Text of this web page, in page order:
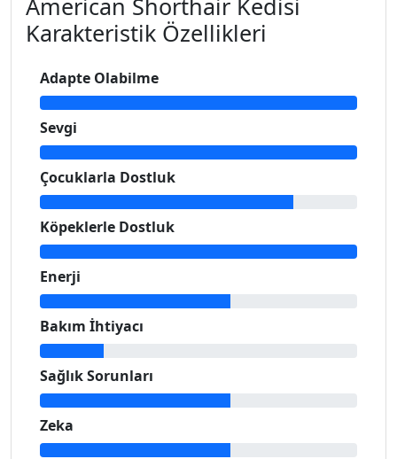
American Shorthair Kedisi
Karakteristik Özellikleri
Adapte Olabilme
Sevgi
Çocuklarla Dostluk
Köpeklerle Dostluk
Enerji
Bakım İhtiyacı
Sağlık Sorunları
Zeka